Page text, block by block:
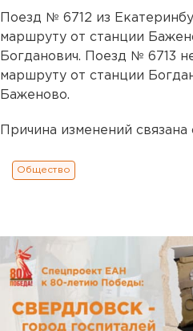
Поезд № 6712 из
маршруту от станции
Богданович. Поезд № 6713
маршруту от станции
Баженово.
Причина изменений
Общество